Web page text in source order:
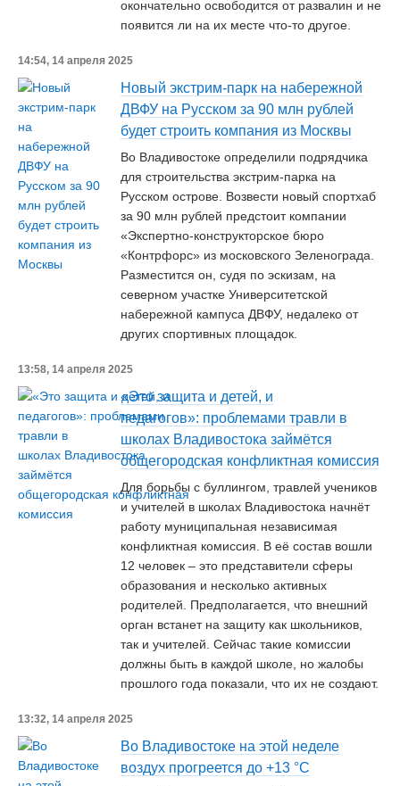
окончательно освободится от развалин и не
появится ли на их месте что-то другое.
14:54, 14 апреля 2025
Новый экстрим-парк на набережной
ДВФУ на Русском за 90 млн рублей
будет строить компания из Москвы
Во Владивостоке определили подрядчика
для строительства экстрим-парка на
Русском острове. Возвести новый спортхаб
за 90 млн рублей предстоит компании
«Экспертно-конструкторское бюро
«Контрфорс» из московского Зеленограда.
Разместится он, судя по эскизам, на
северном участке Университетской
набережной кампуса ДВФУ, недалеко от
других спортивных площадок.
13:58, 14 апреля 2025
«Это защита и детей, и
педагогов»: проблемами травли в
школах Владивостока займётся
общегородская конфликтная комиссия
Для борьбы с буллингом, травлей учеников
и учителей в школах Владивостока начнёт
работу муниципальная независимая
конфликтная комиссия. В её состав вошли
12 человек – это представители сферы
образования и несколько активных
родителей. Предполагается, что внешний
орган встанет на защиту как школьников,
так и учителей. Сейчас такие комиссии
должны быть в каждой школе, но жалобы
прошлого года показали, что их не создают.
13:32, 14 апреля 2025
Во Владивостоке на этой неделе
воздух прогреется до +13 °С